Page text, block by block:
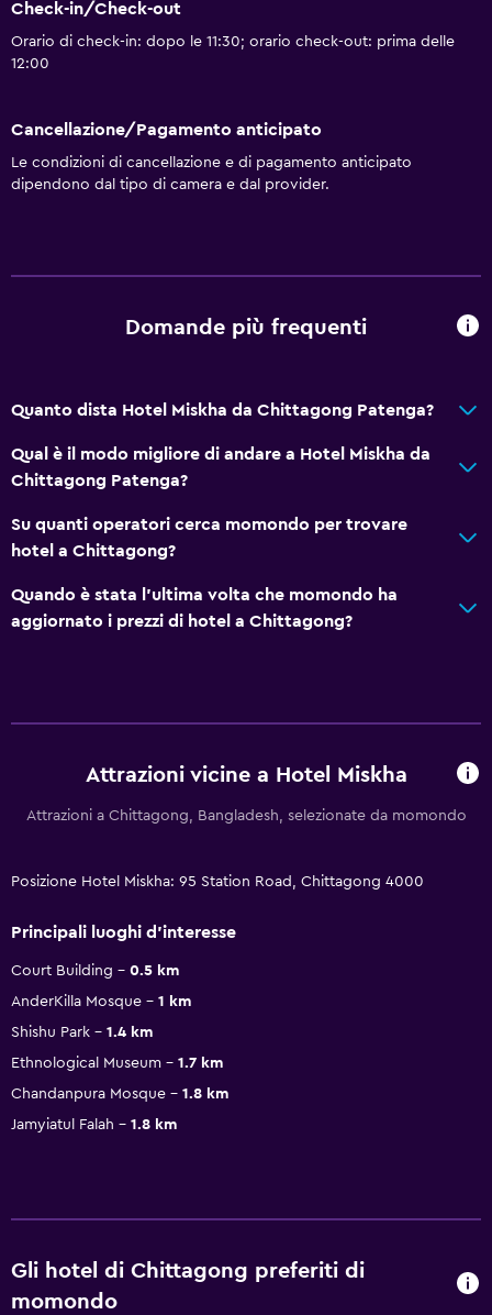
Check-in/Check-out
Orario di check-in: dopo le 11:30; orario check-out: prima delle
12:00
Cancellazione/Pagamento anticipato
Le condizioni di cancellazione e di pagamento anticipato
dipendono dal tipo di camera e dal provider.
Domande più frequenti
Quanto dista Hotel Miskha da Chittagong Patenga?
Qual è il modo migliore di andare a Hotel Miskha da
Chittagong Patenga?
Su quanti operatori cerca momondo per trovare
hotel a Chittagong?
Quando è stata l'ultima volta che momondo ha
aggiornato i prezzi di hotel a Chittagong?
Attrazioni vicine a Hotel Miskha
Attrazioni a Chittagong, Bangladesh, selezionate da momondo
Posizione Hotel Miskha: 95 Station Road, Chittagong 4000
Principali luoghi d'interesse
Court Building
0.5 km
AnderKilla Mosque
1 km
Shishu Park
1.4 km
Ethnological Museum
1.7 km
Chandanpura Mosque
1.8 km
Jamyiatul Falah
1.8 km
Gli hotel di Chittagong preferiti di
momondo